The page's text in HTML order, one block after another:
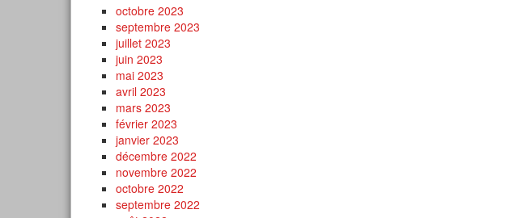
octobre 2023
septembre 2023
juillet 2023
juin 2023
mai 2023
avril 2023
mars 2023
février 2023
janvier 2023
décembre 2022
novembre 2022
octobre 2022
septembre 2022